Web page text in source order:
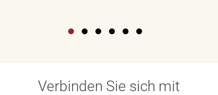
Verbinden Sie sich mit